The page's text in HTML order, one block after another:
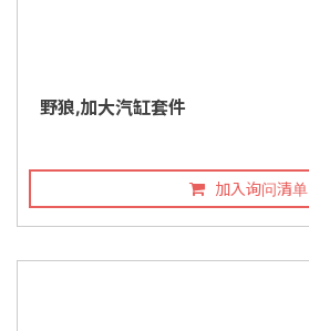
野狼,加大汽缸套件
加入询问清单